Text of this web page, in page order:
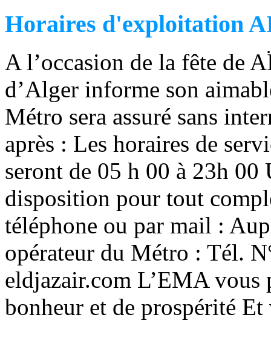
Horaires d'exploitation
A l’occasion de la fête de
d’Alger informe son
Métro sera assuré sans
après : Les horaires de
seront de 05 h 00 à 23h 00
disposition pour tout
téléphone ou par mail :
opérateur du Métro : Tél.
eldjazair.com L’EMA vous
bonheur et de prospérité